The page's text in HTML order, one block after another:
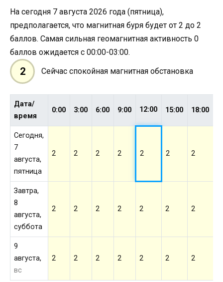
На сегодня 7 августа 2026 года (пятница),
предполагается, что магнитная буря будет от 2 до 2
баллов. Самая сильная геомагнитная активность 0
баллов ожидается с 00:00-03:00.
2 Сейчас спокойная магнитная обстановка
Дата/
время
0:00 3:00 6:00 9:00 12:00 15:00 18:00
Сегодня,
7
августа,
пятница
2 2 2 2 2 2 2
Завтра,
8
августа,
суббота
2 2 2 2 2 2 2
9
августа,
вс
2 2 2 2 2 2 2